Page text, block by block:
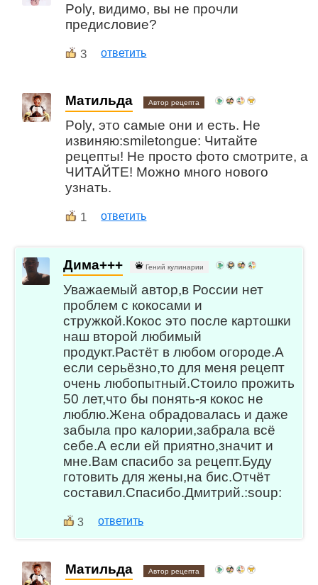
Poly, видимо, вы не прочли
предисловие?
3 ответить
Матильда Автор рецепта
Poly, это самые они и есть. Не
извиняю:smiletongue: Читайте
рецепты! Не просто фото смотрите, а
ЧИТАЙТЕ! Можно много нового
узнать.
1 ответить
Дима+++ Гений кулинарии
Уважаемый автор,в России нет
проблем с кокосами и
стружкой.Кокос это после картошки
наш второй любимый
продукт.Растёт в любом огороде.А
если серьёзно,то для меня рецепт
очень любопытный.Стоило прожить
50 лет,что бы понять-я кокос не
люблю.Жена обрадовалась и даже
забыла про калории,забрала всё
себе.А если ей приятно,значит и
мне.Вам спасибо за рецепт.Буду
готовить для жены,на бис.Отчёт
составил.Спасибо.Дмитрий.:soup:
3 ответить
Матильда Автор рецепта